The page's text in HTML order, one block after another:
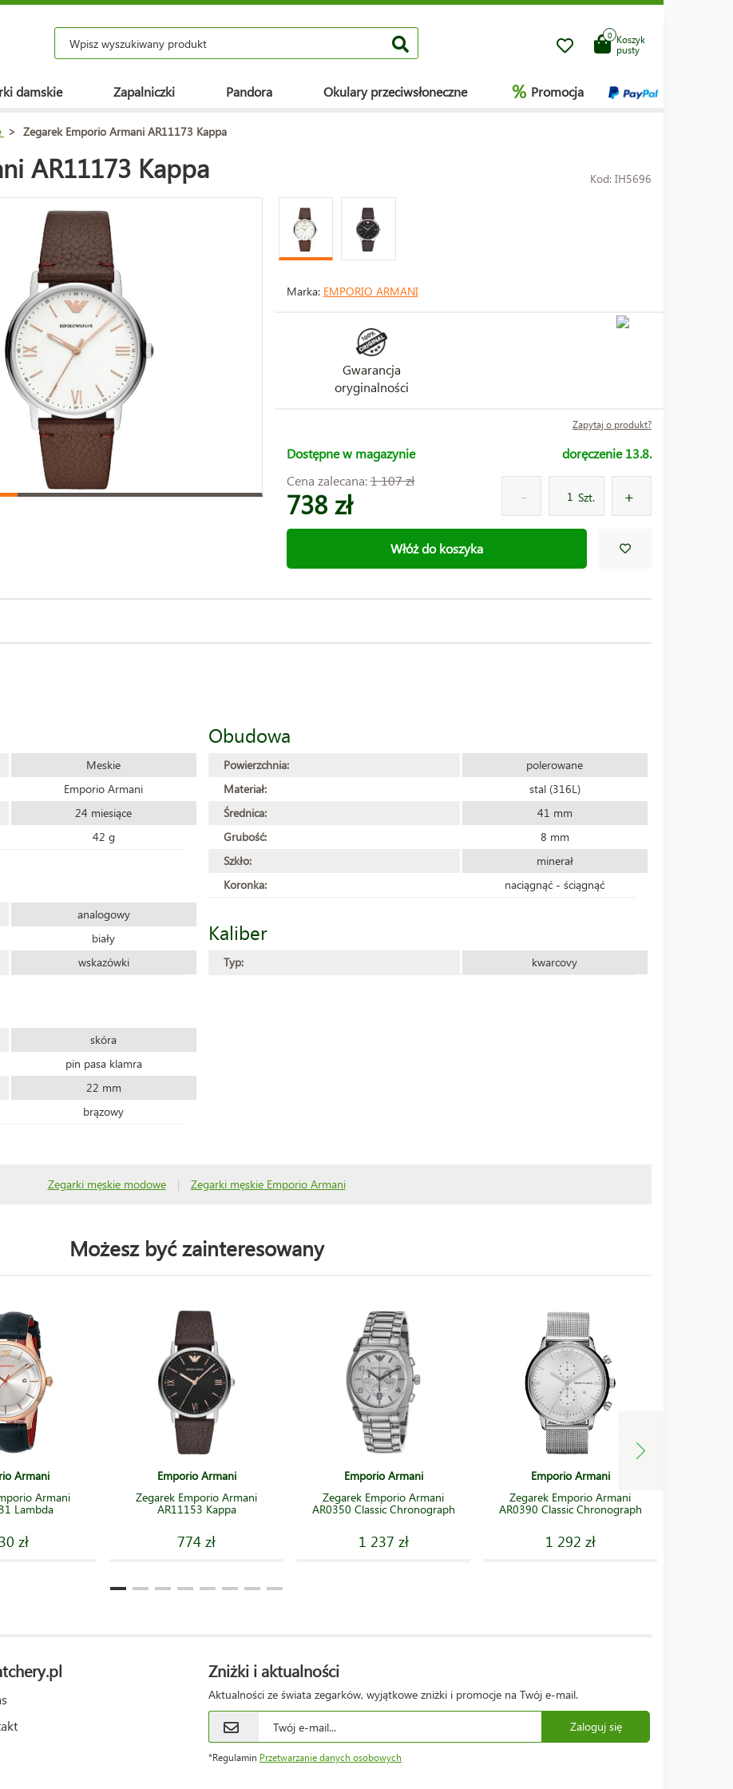
Koszyk
pusty
0
damskie Zapalniczki Pandora Okulary przeciwsłoneczne % Promocja
> Zegarek Emporio Armani AR11173 Kappa
AR11173 Kappa Kod: IH5696
Marka: EMPORIO ARMANI
Gwarancja
oryginalności
Zapytaj o produkt?
Dostępne w magazynie
doręczenie 13.8.
Cena zalecana:1 107 zł
738 zł Szt.
Włóż do koszyka
Meskie
Emporio Armani
24 miesiące
42 g
analogowy
biały
wskazówki
skóra
pin pasa klamra
22 mm
brązowy
Obudowa
Powierzchnia:
polerowane
Materiał:
stal (316L)
Średnica:
41 mm
Grubość:
8 mm
Szkło:
minerał
Koronka:
naciągnąć - ściągnąć
Kaliber
Typ: kwarcovy
Zegarki męskie modowe | Zegarki męskie Emporio Armani
Możesz być zainteresowany
Armani
Armani
Lambda
zł
Emporio Armani
Zegarek Emporio Armani
AR11153 Kappa
774 zł
Emporio Armani
Zegarek Emporio Armani
AR0350 Classic Chronograph
1 237 zł
Emporio Armani
Zegarek Emporio Armani
AR0390 Classic Chronograph
1 292 zł
Zniżki i aktualności
Aktualności ze świata zegarków, wyjątkowe zniżki i promocje na Twój e-mail.
Zaloguj się
*Regulamin Przetwarzanie danych osobowych